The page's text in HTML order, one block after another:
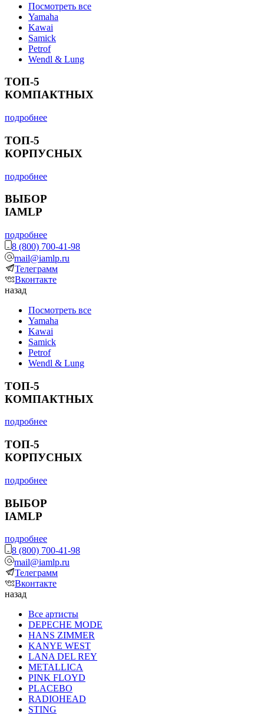
Посмотреть все
Yamaha
Kawai
Samick
Petrof
Wendl & Lung
ТОП-5
КОМПАКТНЫХ
подробнее
ТОП-5
КОРПУСНЫХ
подробнее
ВЫБОР
IAMLP
подробнее
8 (800) 700-41-98
mail@iamlp.ru
Телеграмм
Вконтакте
назад
Посмотреть все
Yamaha
Kawai
Samick
Petrof
Wendl & Lung
ТОП-5
КОМПАКТНЫХ
подробнее
ТОП-5
КОРПУСНЫХ
подробнее
ВЫБОР
IAMLP
подробнее
8 (800) 700-41-98
mail@iamlp.ru
Телеграмм
Вконтакте
назад
Все артисты
DEPECHE MODE
HANS ZIMMER
KANYE WEST
LANA DEL REY
METALLICA
PINK FLOYD
PLACEBO
RADIOHEAD
STING